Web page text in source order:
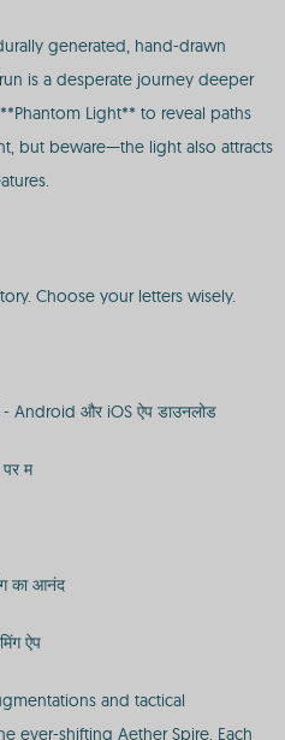
generated, hand-drawn
is a desperate journey deeper
Light** to reveal paths
but beware—the light also attracts
Choose your letters wisely.
- Android और iOS ऐप डाउनलोड
म
का आनंद
ऐप
and tactical
ever-shifting Aether Spire. Each